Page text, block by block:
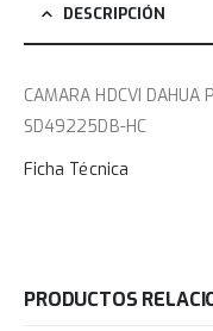
DESCRIPCIÓN
CAMARA HDCVI
SD49225DB-HC
Ficha Técnica
PRODUCTOS